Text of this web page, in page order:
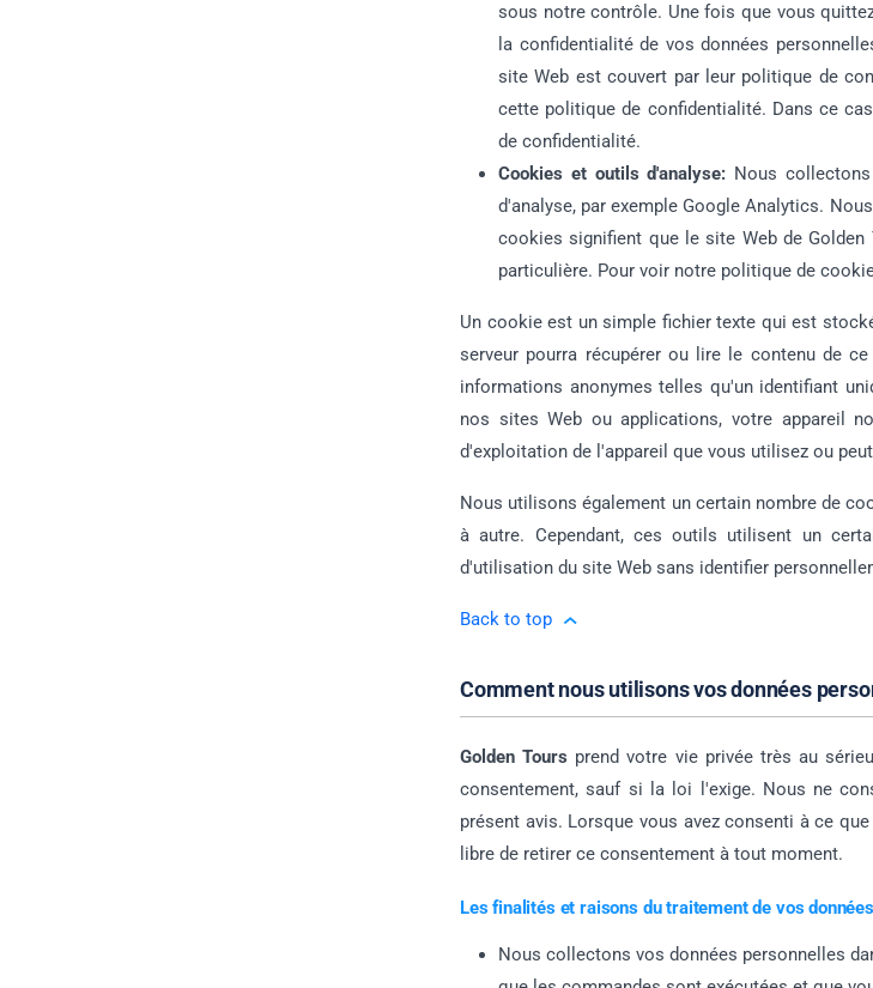
sous notre contrôle. Une fois que vous
la confidentialité de vos données
site Web est couvert par leur politique de
cette politique de confidentialité. Dans ce
de confidentialité.
Cookies et outils d'analyse: Nous
d'analyse, par exemple Google Analytics.
cookies signifient que le site Web de
particulière. Pour voir notre politique de
Un cookie est un simple fichier texte qui est
serveur pourra récupérer ou lire le contenu de
informations anonymes telles qu'un identifiant
nos sites Web ou applications, votre appareil
d'exploitation de l'appareil que vous utilisez ou
Nous utilisons également un certain nombre de
à autre. Cependant, ces outils utilisent un
d'utilisation du site Web sans identifier
Back to top
Comment nous utilisons vos données
Golden Tours prend votre vie privée très au
consentement, sauf si la loi l'exige. Nous ne
présent avis. Lorsque vous avez consenti à ce
libre de retirer ce consentement à tout moment.
Les finalités et raisons du traitement de vos
Nous collectons vos données personnelles